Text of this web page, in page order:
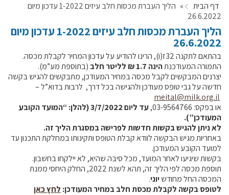
דף הבית »
הליך העברת מכסות חלב עיזים 1-2022 עדכון מיום
26.6.2022
הליך העברת מכסות חלב עיזים 1-2022 עדכון מיום
26.6.2022
בהתאם לתקנה 32ז(ו), הרינו להודיע על עדכון המחיר לקבלת מכסה.
התמורה המעודכנתהינה 1.7 ₪ לליטר חלב
(בתוספת מע”מ).
יצרנים המבקשים לקבל מכסה במחיר המעודכן, מתבקשים להגיש בקשה
חדשה על גבי טופס מעודכן ולהגישה בכל דרך, לרבות בדוא”ל –
meital@milk.org.il
או בפקס: 03-9564766,
עד ליום 3/7/2022 (להלן: “המועד הקובע
המעודכן”).
לא ניתן להגיש בקשות חדשות לפרישה במסגרת הליך זה.
באחריות מגיש הבקשה לוודא קבלת הטופס ותקינותו במחלקת התכנון עד
למועד הקובע המעודכן.
בקשות שיגיעו לאחר המועד, מכל סיבה שהיא, לא יילקחו בחשבון.
תוספת מכסה לפי הליך זה, תהא לשנת 2022, החלק היחסי ממנת
המכסה החל מחודשיוני.
לטופס בקשה לקבלת מכסת חלב במחיר המעודכן: לחץ כאן